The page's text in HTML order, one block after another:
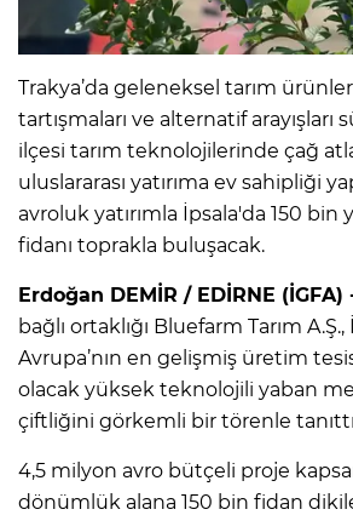
Trakya’da geleneksel tarım
tartışmaları ve alternatif arayışları
ilçesi tarım teknolojilerinde çağ
uluslararası yatırıma ev sahipliği
avroluk yatırımla İpsala'da 150 bin
fidanı toprakla buluşacak.
Erdoğan DEMİR / EDİRNE (İGFA)
bağlı ortaklığı Bluefarm Tarım A.Ş.,
Avrupa’nın en gelişmiş üretim
olacak yüksek teknolojili yaban
çiftliğini görkemli bir törenle
4,5 milyon avro bütçeli proje
dönümlük alana 150 bin fidan